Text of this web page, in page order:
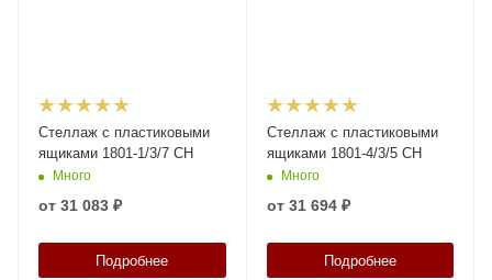
Стеллаж с пластиковыми
ящиками 1801-1/3/7 СH
Много
от 31 083 ₽
Подробнее
Стеллаж с пластиковыми
ящиками 1801-4/3/5 CH
Много
от 31 694 ₽
Подробнее